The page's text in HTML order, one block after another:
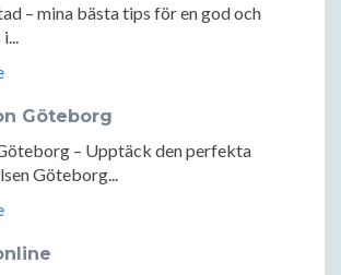
– mina bästa tips för en god och
Göteborg
– Upptäck den perfekta
Göteborg...